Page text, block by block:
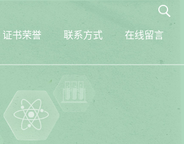
证书荣誉 联系方式 在线留言